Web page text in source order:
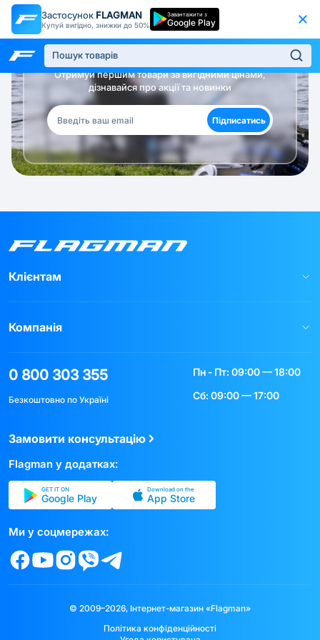
Застосунок FLAGMAN
Купуй вигідно, знижки до 50%
Завантажити з
Google Play
Будь в курсі!
Отримуй першим товари за вигідними цінами,
дізнавайся про акції та новинки
Підписатись
Клієнтам
Компанія
0 800 303 355
Безкоштовно по Україні
Пн - Пт: 09:00 — 18:00
Сб: 09:00 — 17:00
Замовити консультацію
Flagman у додатках:
GET IT ON
Google Play
Download on the
App Store
Ми у соцмережах:
© 2009–2026, Інтернет-магазин «Flagman»
Політика конфіденційності